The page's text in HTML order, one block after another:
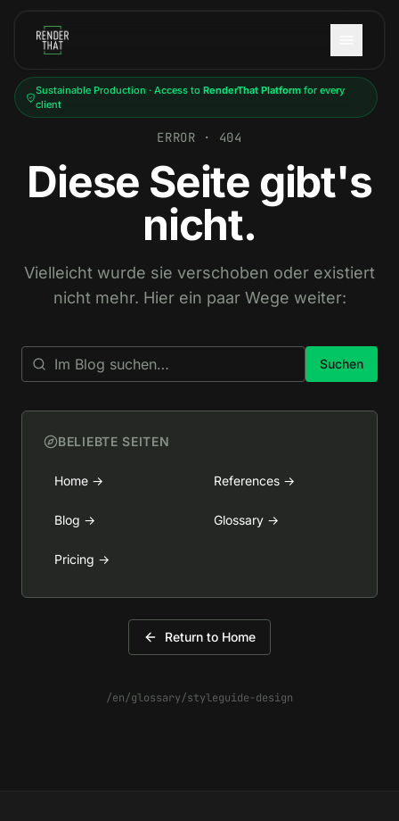
Sustainable Production · Access to RenderThat Platformfor every
client
ERROR · 404
Diese Seite gibt's
nicht.
Vielleicht wurde sie verschoben oder existiert
nicht mehr. Hier ein paar Wege weiter:
Suchen
BELIEBTE SEITEN
Home → References →
Blog → Glossary →
Pricing →
Return to Home
/en/glossary/styleguide-design